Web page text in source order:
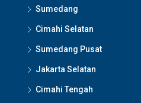
Sumedang
Cimahi Selatan
Sumedang Pusat
Jakarta Selatan
Cimahi Tengah